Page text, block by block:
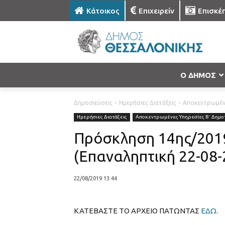
Κάτοικος Επιχειρείν
Ο ΔΗΜΟΣ
Δημοσιεύσεις Ημερήσιες Διατάξεις
Ημερήσιες Διατάξεις Αποκεντρωμένες Υπηρεσίες Β'
Πρόσκληση 14ης/
(Επαναληπτική 22-
22/08/2019 13:44
ΚΑΤΕΒΑΣΤΕ ΤΟ ΑΡΧΕΙΟ ΠΑΤΩΝΤΑΣ ΕΔΩ.